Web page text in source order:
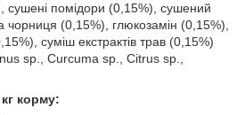
сушені помідори (0,15%), сушений
(0,15%), глюкозамін (0,15%),
суміш екстрактів трав (0,15%)
sp., Curcuma sp., Citrus sp.,
корму: